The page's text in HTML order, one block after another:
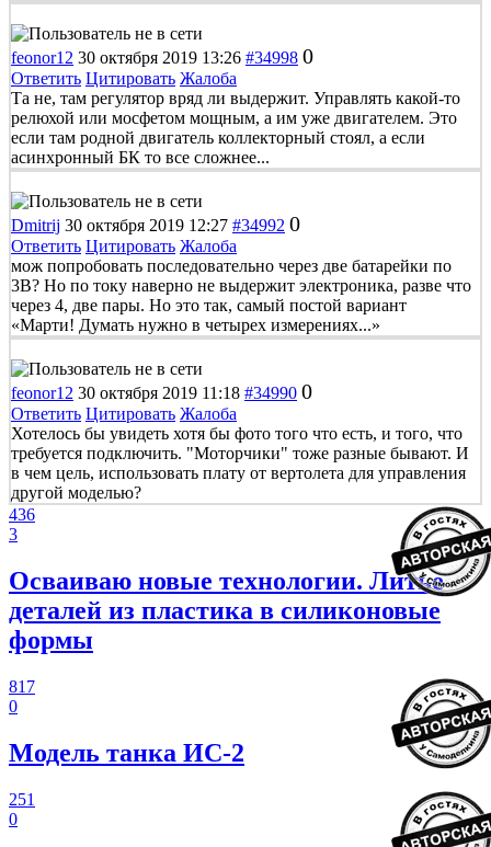
feonor12 30 октября 2019 13:26 #34998 0
Ответить Цитировать Жалоба
Та не, там регулятор вряд ли выдержит. Управлять какой-то
релюхой или мосфетом мощным, а им уже двигателем. Это
если там родной двигатель коллекторный стоял, а если
асинхронный БК то все сложнее...
Dmitrij 30 октября 2019 12:27 #34992 0
Ответить Цитировать Жалоба
мож попробовать последовательно через две батарейки по
3В? Но по току наверно не выдержит электроника, разве что
через 4, две пары. Но это так, самый постой вариант
«Марти! Думать нужно в четырех измерениях...»
feonor12 30 октября 2019 11:18 #34990 0
Ответить Цитировать Жалоба
Хотелось бы увидеть хотя бы фото того что есть, и того, что
требуется подключить. "Моторчики" тоже разные бывают. И
в чем цель, использовать плату от вертолета для управления
другой моделью?
436
3
Осваиваю новые технологии. Литье
деталей из пластика в силиконовые
формы
817
0
Модель танка ИС-2
251
0